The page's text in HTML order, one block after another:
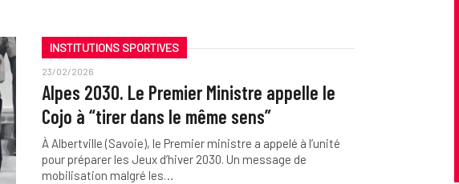
INSTITUTIONS SPORTIVES
23/02/2026
Alpes 2030. Le Premier Ministre appelle le
Cojo à “tirer dans le même sens”
À Albertville (Savoie), le Premier ministre a appelé à l’unité
pour préparer les Jeux d’hiver 2030. Un message de
mobilisation malgré les…